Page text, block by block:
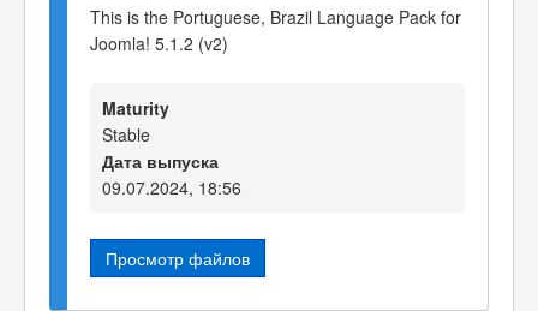
This is the Portuguese, Brazil Language Pack for
Joomla! 5.1.2 (v2)
Maturity
Stable
Дата выпуска
09.07.2024, 18:56
Просмотр файлов